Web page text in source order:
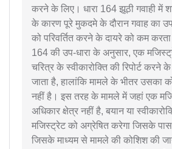
करने के लिए। धारा 164 झूठी गवाही में
के कारण पूरे मुकदमे के दौरान गवाह का
को परिवर्तित करने के दायरे को कम करता
164 की उप-धारा के अनुसार, एक
चरित्र के स्वीकारोक्ति की रिपोर्ट करने
जाता है, हालांकि मामले के भीतर उसका
नहीं है। इस तरह के मामले में जहां एक
अधिकार क्षेत्र नहीं है, बयान या
मजिस्ट्रेट को अग्रेषित करेगा जिसके पास
जिसके माध्यम से मामले की कोशिश की